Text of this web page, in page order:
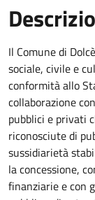
Il Comune di
sociale, civile e
conformità allo
collaborazione
pubblici e privati
riconosciute di
sussidiarietà
la concessione,
finanziarie e con